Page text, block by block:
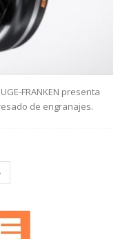
FRANKEN presenta
de engranajes.